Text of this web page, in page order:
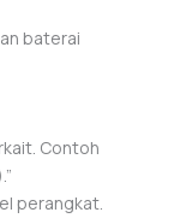
baterai
Contoh
perangkat.